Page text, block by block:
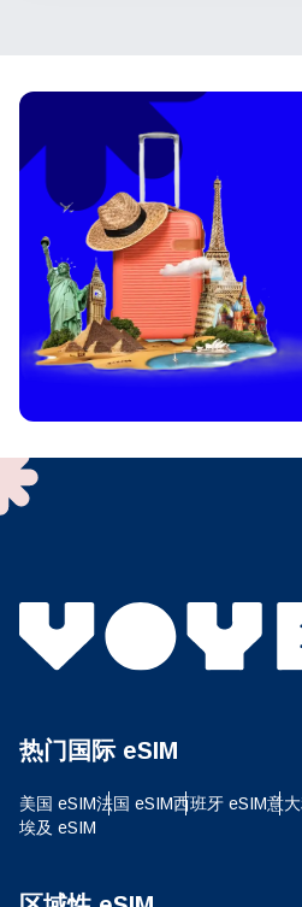
热门国际 eSIM
美国 eSIM法国 eSIM西班牙 eSIM意
埃及 eSIM